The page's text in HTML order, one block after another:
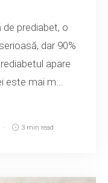
prediabet, o
dar 90%
apare
este mai m...
3 min read